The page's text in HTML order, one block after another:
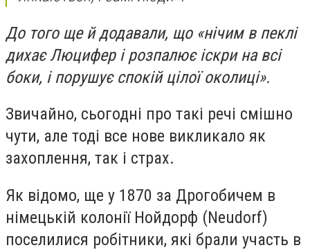
До того ще й додавали, що «нічим в пеклі
дихає Люцифер і розпалює іскри на всі
боки, і порушує спокій цілої околиці».
Звичайно, сьогодні про такі речі смішно
чути, але тоді все нове викликало як
захоплення, так і страх.
Як відомо, ще у 1870 за Дрогобичем в
німецькій колонії Нойдорф (Neudorf)
поселилися робітники, які брали участь в